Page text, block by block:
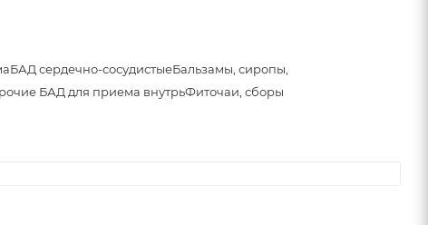
БАД сердечно-сосудистыеБальзамы, сиропы,
БАД для приема внутрьФиточаи, сборы